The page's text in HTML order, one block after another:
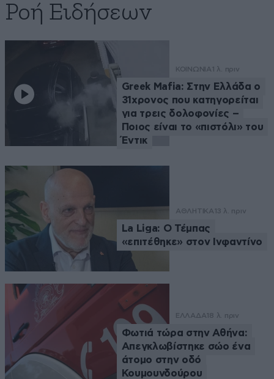
Ροή Ειδήσεων
ΚΟΙΝΩΝΙΑ 1 λ. πριν
Greek Mafia: Στην Ελλάδα ο
31χρονος που κατηγορείται
για τρεις δολοφονίες –
Ποιος είναι το «πιστόλι» του
Έντικ
ΑΘΛΗΤΙΚΑ 13 λ. πριν
La Liga: Ο Τέμπας
«επιτέθηκε» στον Ινφαντίνο
ΕΛΛΑΔΑ 18 λ. πριν
Φωτιά τώρα στην Αθήνα:
Απεγκλωβίστηκε σώο ένα
άτομο στην οδό
Κουμουνδούρου